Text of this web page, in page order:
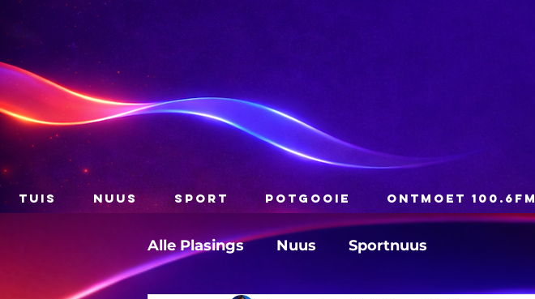
TUIS NUUS SPORT POTGOOIE ONTMOET 100.6FM
Alle Plasings Nuus Sportnuus